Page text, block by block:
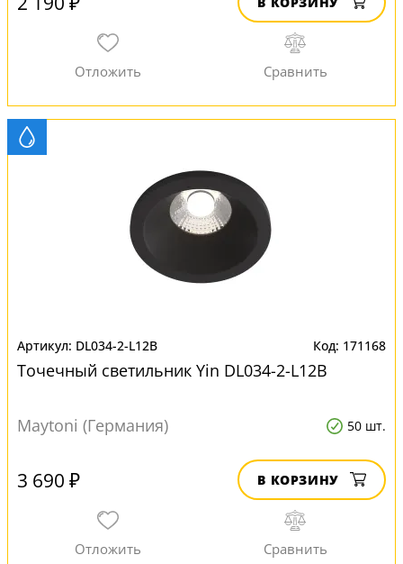
DL034-2-L12B 171168
Точечный светильник Yin DL034-2-L12B
Maytoni (Германия) 50 шт.
3 690 ₽ В КОРЗИНУ